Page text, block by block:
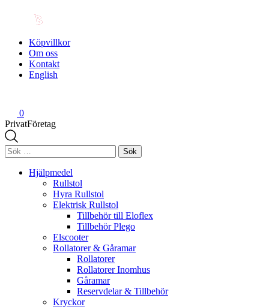
Köpvillkor
Om oss
Kontakt
English
0
PrivatFöretag
Sök
efter:
Hjälpmedel
Rullstol
Hyra Rullstol
Elektrisk Rullstol
Tillbehör till Eloflex
Tillbehör Plego
Elscooter
Rollatorer & Gåramar
Rollatorer
Rollatorer Inomhus
Gåramar
Reservdelar & Tillbehör
Kryckor